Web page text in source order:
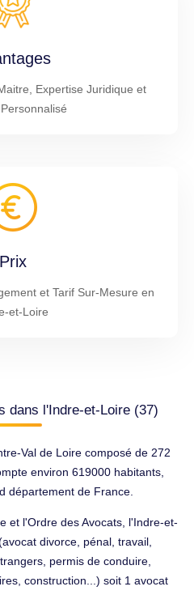
Expertise Juridique et
Prix
et Tarif Sur-Mesure en
et-Loire
dans l'Indre-et-Loire (37)
Val de Loire composé de 272
environ 619000 habitants,
département de France.
et l'Ordre des Avocats, l'Indre-et-
divorce, pénal, travail,
permis de conduire,
construction...) soit 1 avocat